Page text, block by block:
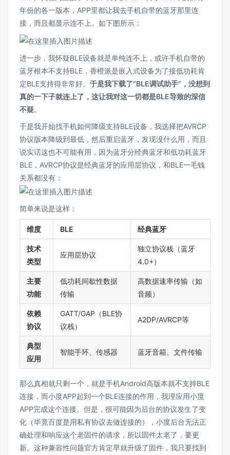
年份的各一版本，APP里都让我去手机自带的蓝牙那里连
接，而且都显示连不上。如下图所示：
进一步，我怀疑BLE设备就是单纯连不上，或许手机自带的
蓝牙根本不支持BLE，香橙派是嵌入式设备为了接低功耗肯
定BLE支持得非常好。 于是我下载了“BLE调试助手”，没想到
真的一下子就连上了，这让我对这一切都是BLE导致的深信
不疑。
于是我开始找手机如何降级支持BLE设备，我选择把AVRCP
协议版本降级到最低，然后重启蓝牙，发现没什么用，而且
说实话这也不可能有用，因为蓝牙分经典蓝牙和低功耗蓝牙
BLE，AVRCP协议是经典蓝牙的应用层协议，和BLE一毛钱
关系都没有：
简单来说是这样：
维度 BLE 经典蓝牙
技术
类型
应用层协议
独立协议栈（蓝牙
4.0+）
主要
功能
低功耗间歇性数据
传输
高数据速率传输（如
音频）
依赖
协议
GATT/GAP（BLE协
议栈）
A2DP/AVRCP等
典型
应用
智能手环、传感器 蓝牙音箱、文件传输
那么真相就只剩一个，就是手机Android高版本就不支持BLE
连接，而小度APP起到一个BLE连接的作用，我理应用小度
APP完成这个连接。但是，很可能因为后台的协议发生了变
化（毕竟百度是用私有协议去做连接的），小度后台无法正
确处理和响应这个老固件的请求，所以固件太老了，要更
新。这种兼容性问题官方肯定早就升级了固件，我只要找到